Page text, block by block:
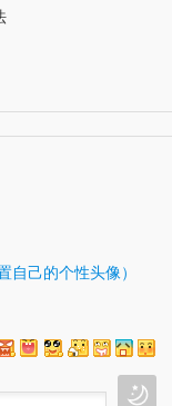
自己的个性头像）